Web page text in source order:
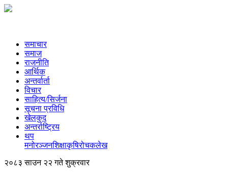
समाचार
समाज
राजनीति
आर्थिक
अन्तर्वार्ता
विचार
साहित्य/सिर्जना
सूचना प्रविधि
खेलकुद
अन्तर्राष्ट्रिय
थप
मनोरञ्‍जनशिक्षाकृषिरोचकलेख
२०८३ साउन २२ गते शुक्रवार